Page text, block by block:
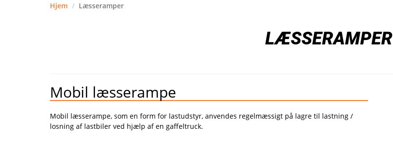
Hjem / Læsseramper
LÆSSERAMPER
Mobil læsserampe
Mobil læsserampe, som en form for lastudstyr, anvendes regelmæssigt på lagre til lastning /
losning af lastbiler ved hjælp af en gaffeltruck.